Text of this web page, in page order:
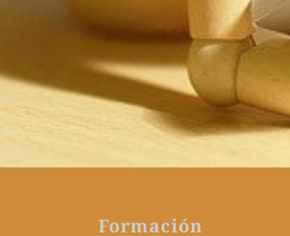
Formación